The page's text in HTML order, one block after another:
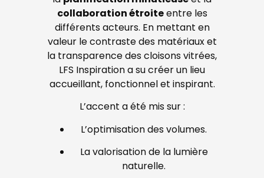
collaboration étroiteentre les
différents acteurs. En mettant en
valeur le contraste des matériaux et
la transparence des cloisons vitrées,
LFS Inspiration a su créer un lieu
accueillant, fonctionnel et inspirant.
L’accent a été mis sur :
L’optimisation des volumes.
La valorisation de la lumière
naturelle.